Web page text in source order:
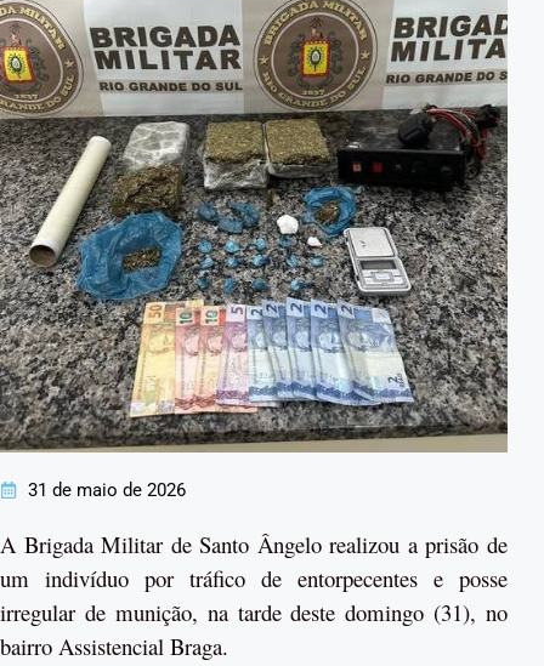
31 de maio de 2026
A Brigada Militar de Santo Ângelo realizou a prisão de
um indivíduo por tráfico de entorpecentes e posse
irregular de munição, na tarde deste domingo (31), no
bairro Assistencial Braga.